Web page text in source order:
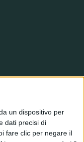
un dispositivo per
dati precisi di
fare clic per negare il